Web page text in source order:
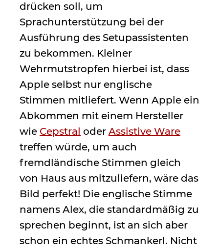
drücken soll, um
Sprachunterstützung bei der
Ausführung des Setupassistenten
zu bekommen. Kleiner
Wehrmutstropfen hierbei ist, dass
Apple selbst nur englische
Stimmen mitliefert. Wenn Apple ein
Abkommen mit einem Hersteller
wie Cepstral oder Assistive Ware
treffen würde, um auch
fremdländische Stimmen gleich
von Haus aus mitzuliefern, wäre das
Bild perfekt! Die englische Stimme
namens Alex, die standardmäßig zu
sprechen beginnt, ist an sich aber
schon ein echtes Schmankerl. Nicht